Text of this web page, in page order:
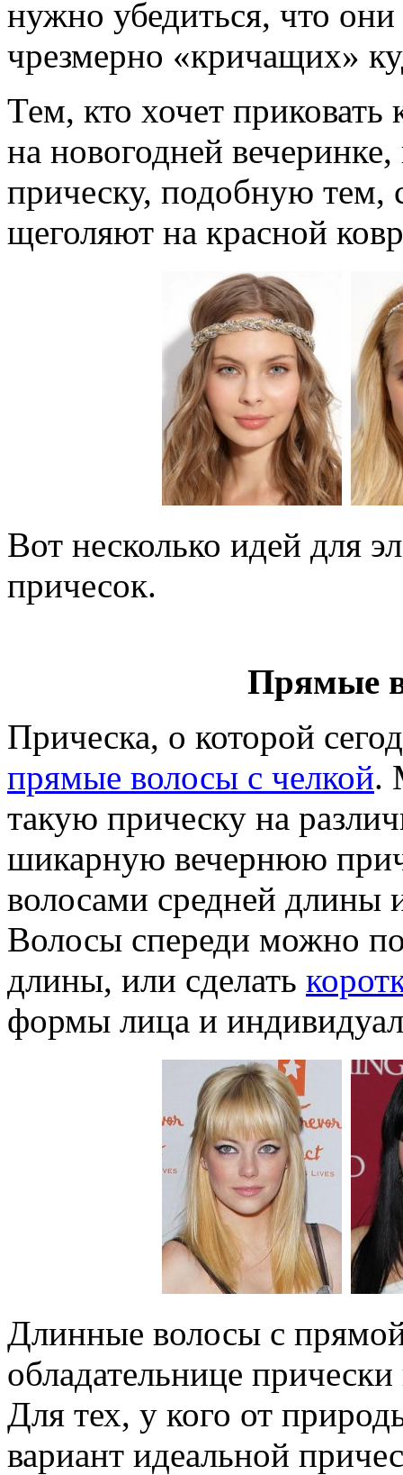
нужно убедиться, что они
чрезмерно «кричащих»
Тем, кто хочет
на новогодней
прическу, подобную
щеголяют на красной
Вот несколько идей для
причесок.
Прямые
Прическа, о которой
прямые волосы с челкой.
такую прическу на
шикарную вечернюю
волосами средней
Волосы спереди можно
длины, или сделать
формы лица и
Длинные волосы с
обладательнице
Для тех, у кого от
вариант идеальной